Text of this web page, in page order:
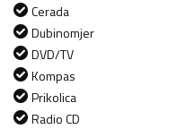
Cerada
Dubinomjer
DVD/TV
Kompas
Prikolica
Radio CD